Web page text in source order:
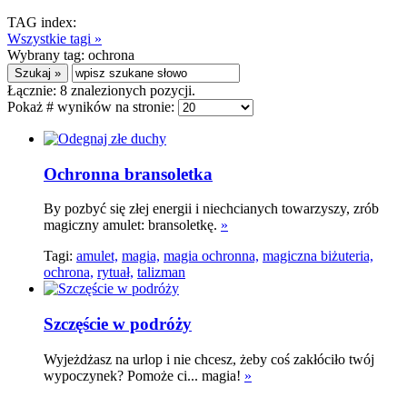
TAG index:
Wszystkie tagi »
Wybrany tag: ochrona
Łącznie: 8 znalezionych pozycji.
Pokaż # wyników na stronie:
Ochronna bransoletka
By pozbyć się złej energii i niechcianych towarzyszy, zrób
magiczny amulet: bransoletkę. »
Tagi: amulet, magia, magia ochronna, magiczna biżuteria,
ochrona, rytuał, talizman
Szczęście w podróży
Wyjeżdżasz na urlop i nie chcesz, żeby coś zakłóciło twój
wypoczynek? Pomoże ci... magia! »